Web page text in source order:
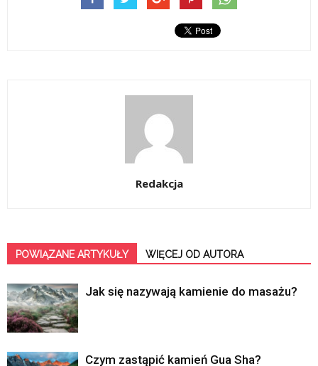
Redakcja
POWIĄZANE ARTYKUŁY WIĘCEJ OD AUTORA
Jak się nazywają kamienie do masażu?
Czym zastąpić kamień Gua Sha?